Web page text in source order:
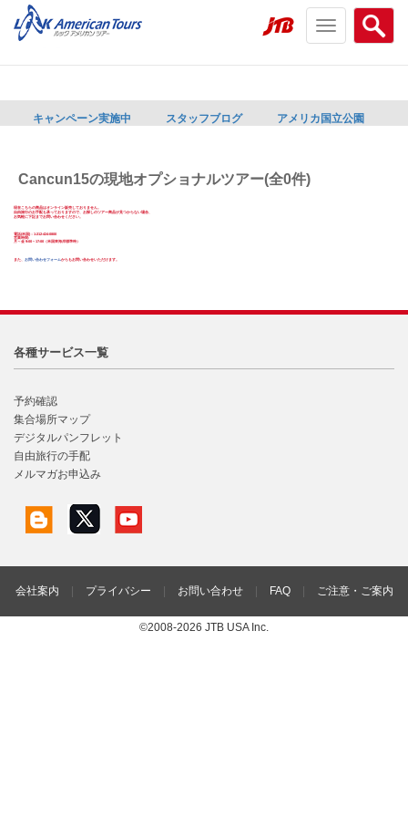
Search
menu
Toggle
navigation
キャンペーン実施中 スタッフブログ アメリカ国立公園
Cancun15の現地オプショナルツアー(全0件)
現在こちらの商品はオンライン販売しておりません。
自由旅行のお手配も承っておりますので、お探しのツアー商品が見つからない場合、
お気軽に下記までお問い合わせください。
電話(米国)：1-212-424-0800
営業時間:
月～金 9:00～17:00（米国東海岸標準時）
また、 お問い合わせフォームからもお問い合わせいただけます。
各種サービス一覧
予約確認
集合場所マップ
デジタルパンフレット
自由旅行の手配
メルマガお申込み
会社案内 プライバシー お問い合わせ FAQ ご注意・ご案内
©2008-2026 JTB USA Inc.